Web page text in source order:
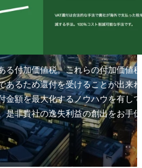
る付加価値税。これらの付加価値
あるため還付を受けることが出来
金額を最大化するノウハウを有し
是非貴社の逸失利益の創出をお手